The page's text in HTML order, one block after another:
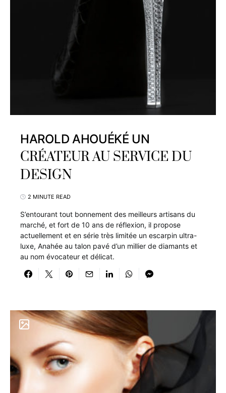
HAROLD AHOUÉKÉ UN
CRÉATEUR AU SERVICE DU
DESIGN
2 MINUTE READ
S’entourant tout bonnement des meilleurs artisans du
marché, et fort de 10 ans de réflexion, il propose
actuellement et en série très limitée un escarpin ultra-
luxe, Anahée au talon pavé d’un millier de diamants et
au nom évocateur et délicat.